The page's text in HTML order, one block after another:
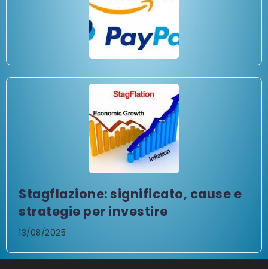
Stagflazione: significato, cause e
strategie per investire
13/08/2025